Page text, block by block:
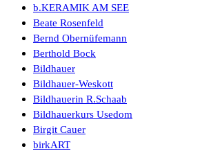
b.KERAMIK AM SEE
Beate Rosenfeld
Bernd Obernüfemann
Berthold Bock
Bildhauer
Bildhauer-Weskott
Bildhauerin R.Schaab
Bildhauerkurs Usedom
Birgit Cauer
birkART